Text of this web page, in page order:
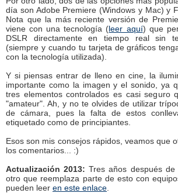
día son Adobe Premiere (Windows y Mac) y
Nota que la más reciente versión de
viene con una tecnología (leer aquí) que
DSLR directamente en tiempo real sin
(siempre y cuando tu tarjeta de gráficos
con la tecnología utilizada).
Y si piensas entrar de lleno en cine, la
importante como la imagen y el sonido, ya
tres elementos controlados es casi seguro
"amateur". Ah, y no te olvides de utilizar
de cámara, pues la falta de estos
etiquetado como de principiantes.
Esos son mis consejos rápidos, veamos que
los comentarios... :)
Actualización 2013: Tres años después
otro que reemplaza parte de esto con
pueden leer en este enlace